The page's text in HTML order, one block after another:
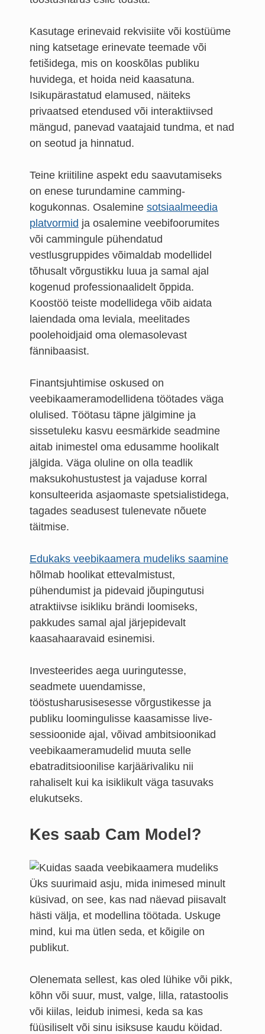
Kasutage erinevaid rekvisiite või kostüüme
ning katsetage erinevate teemade või
fetišidega, mis on kooskõlas publiku
huvidega, et hoida neid kaasatuna.
Isikupärastatud elamused, näiteks
privaatsed etendused või interaktiivsed
mängud, panevad vaatajaid tundma, et nad
on seotud ja hinnatud.
Teine kriitiline aspekt edu saavutamiseks
on enese turundamine camming-
kogukonnas. Osalemine sotsiaalmeedia
platvormid ja osalemine veebifoorumites
või cammingule pühendatud
vestlusgruppides võimaldab modellidel
tõhusalt võrgustikku luua ja samal ajal
kogenud professionaalidelt õppida.
Koostöö teiste modellidega võib aidata
laiendada oma leviala, meelitades
poolehoidjaid oma olemasolevast
fännibaasist.
Finantsjuhtimise oskused on
veebikaameramodellidena töötades väga
olulised. Töötasu täpne jälgimine ja
sissetuleku kasvu eesmärkide seadmine
aitab inimestel oma edusamme hoolikalt
jälgida. Väga oluline on olla teadlik
maksukohustustest ja vajaduse korral
konsulteerida asjaomaste spetsialistidega,
tagades seadusest tulenevate nõuete
täitmise.
Edukaks veebikaamera mudeliks saamine
hõlmab hoolikat ettevalmistust,
pühendumist ja pidevaid jõupingutusi
atraktiivse isikliku brändi loomiseks,
pakkudes samal ajal järjepidevalt
kaasahaaravaid esinemisi.
Investeerides aega uuringutesse,
seadmete uuendamisse,
tööstusharusisesesse võrgustikesse ja
publiku loomingulisse kaasamisse live-
sessioonide ajal, võivad ambitsioonikad
veebikaameramudelid muuta selle
ebatraditsioonilise karjäärivaliku nii
rahaliselt kui ka isiklikult väga tasuvaks
elukutseks.
Kes saab Cam Model?
Üks suurimaid asju, mida inimesed minult
küsivad, on see, kas nad näevad piisavalt
hästi välja, et modellina töötada. Uskuge
mind, kui ma ütlen seda, et kõigile on
publikut.
Olenemata sellest, kas oled lühike või pikk,
kõhn või suur, must, valge, lilla, ratastoolis
või kiilas, leidub inimesi, keda sa kas
füüsiliselt või sinu isiksuse kaudu köidad.